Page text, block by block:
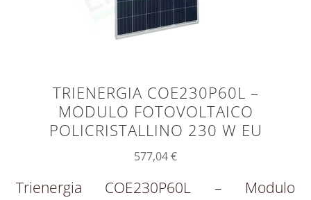
TRIENERGIA COE230P60L –
MODULO FOTOVOLTAICO
POLICRISTALLINO 230 W EU
577,04€
Trienergia COE230P60L – Modulo